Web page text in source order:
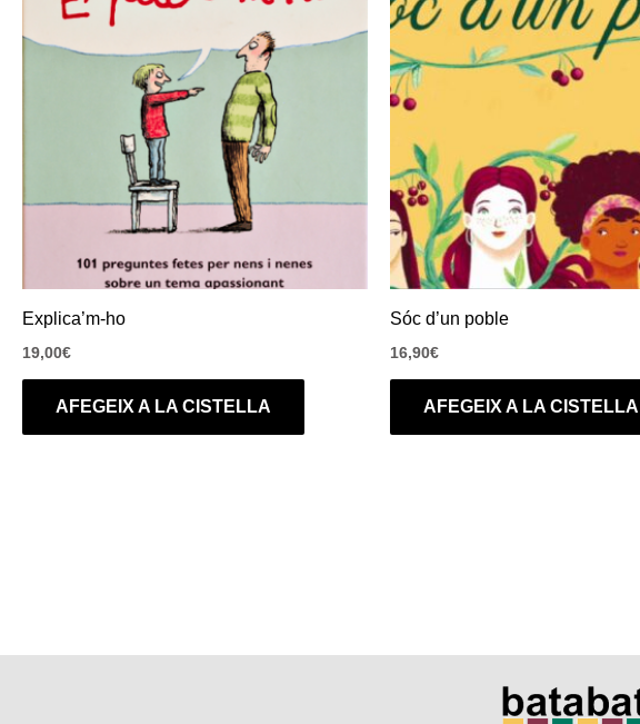
Explica’m-ho
19,00€
AFEGEIX A LA CISTELLA
Sóc d’un poble
16,90€
AFEGEIX A LA CISTELLA